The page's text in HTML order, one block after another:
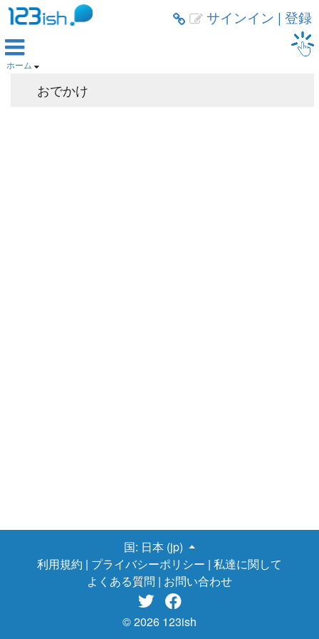
  サインイン | 登録

ホーム 
おでかけ
国: 日本 (jp)
利用規約 | プライバシーポリシー | 私達に関して
よくある質問 | お問い合わせ
 
© 2026 123ish